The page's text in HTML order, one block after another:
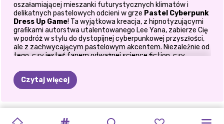
oszałamiającej mieszanki futurystycznych klimatów i
delikatnych pastelowych odcieni w grze Pastel Cyberpunk
Dress Up Game! Ta wyjątkowa kreacja, z hipnotyzującymi
grafikami autorstwa utalentowanego Lee Yana, zabierze Cię
w podróż w stylu do dystopijnej cyberpunkowej przyszłości,
ale z zachwycającym pastelowym akcentem. Niezależnie od
tego, czy jesteś fanem odważnej science fiction, czy
łączy w sobie to, co najlepsze z obu światów, zapewniając
naprawdę urzekające doświadczenie.
zaawansowana technologia i awangardowa moda
Czytaj więcej
CYBERPUNKOWA
STYL NEONOWA
ELLIE